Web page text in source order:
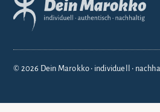
© 2026 Dein Marokko • individuell •